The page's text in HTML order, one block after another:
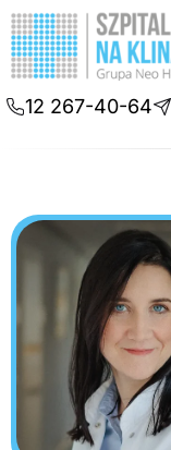
12 267-40-64